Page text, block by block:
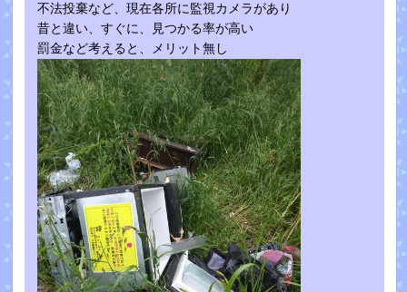
不法投棄など、現在各所に監視カメラがあり
昔と違い、すぐに、見つかる率が高い
罰金など考えると、メリット無し